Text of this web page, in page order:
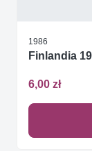
1986
Finlandia
6,00 zł